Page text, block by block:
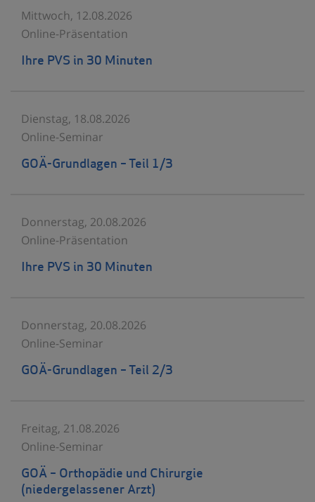
Mittwoch, 12.08.2026
Online-Präsentation
Ihre PVS in 30 Minuten
Dienstag, 18.08.2026
Online-Seminar
GOÄ-Grundlagen – Teil 1/3
Donnerstag, 20.08.2026
Online-Präsentation
Ihre PVS in 30 Minuten
Donnerstag, 20.08.2026
Online-Seminar
GOÄ-Grundlagen – Teil 2/3
Freitag, 21.08.2026
Online-Seminar
GOÄ – Orthopädie und Chirurgie
(niedergelassener Arzt)